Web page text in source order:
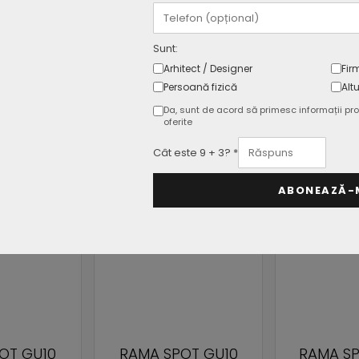
Garantie
GU10
RAMA SPOT GU10,
1*RAMA
Sunt:
Arhitect / Designer
Persoană fizică
Da, sunt de acord să primesc informații
oferite
Cât este 9 + 3? *
ABONEAZĂ-